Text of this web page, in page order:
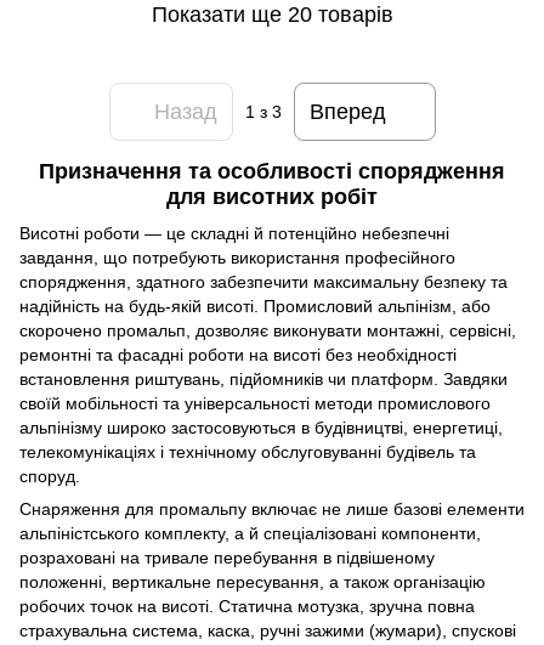
Показати ще 20 товарів
Назад 1з 3 Вперед
Призначення та особливості спорядження
для висотних робіт
Висотні роботи — це складні й потенційно небезпечні
завдання, що потребують використання професійного
спорядження, здатного забезпечити максимальну безпеку та
надійність на будь-якій висоті. Промисловий альпінізм, або
скорочено промальп, дозволяє виконувати монтажні, сервісні,
ремонтні та фасадні роботи на висоті без необхідності
встановлення риштувань, підйомників чи платформ. Завдяки
своїй мобільності та універсальності методи промислового
альпінізму широко застосовуються в будівництві, енергетиці,
телекомунікаціях і технічному обслуговуванні будівель та
споруд.
Снаряження для промальпу включає не лише базові елементи
альпіністського комплекту, а й спеціалізовані компоненти,
розраховані на тривале перебування в підвішеному
положенні, вертикальне пересування, а також організацію
робочих точок на висоті. Статична мотузка, зручна повна
страхувальна система, каска, ручні зажими (жумари), спускові